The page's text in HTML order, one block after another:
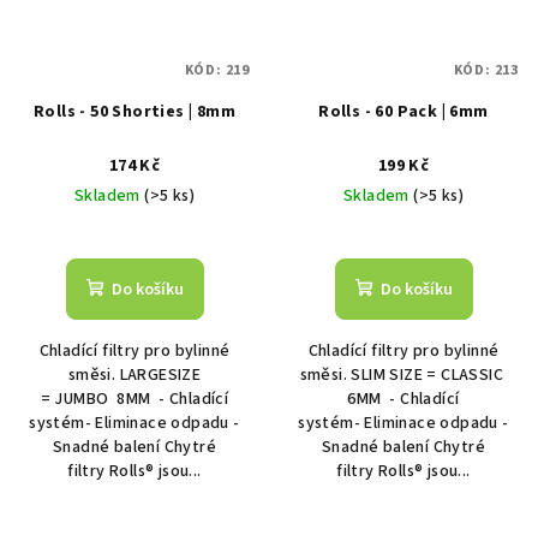
Rolls - 50 Shorties | 8mm
174 Kč
Skladem(>5 ks)
Do košíku
Chladící filtry pro bylinné
směsi. LARGESIZE
= JUMBO 8MM - Chladící
systém- Eliminace odpadu -
Snadné balení Chytré
filtry Rolls® jsou...
KÓD: 219
Rolls - 60 Pack | 6mm
199 Kč
Skladem(>5 ks)
Do košíku
Chladící filtry pro bylinné
směsi. SLIM SIZE = CLASSIC
6MM - Chladící
systém- Eliminace odpadu -
Snadné balení Chytré
filtry Rolls® jsou...
KÓD: 213